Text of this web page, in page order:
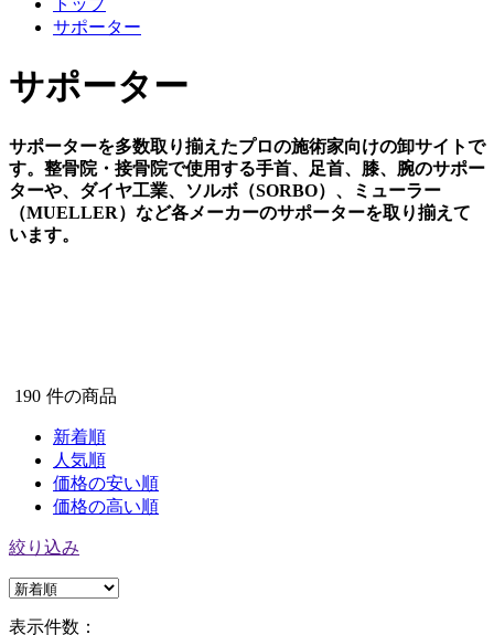
トップ
サポーター
サポーター
サポーターを多数取り揃えたプロの施術家向けの卸サイトで
す。整骨院・接骨院で使用する手首、足首、膝、腕のサポー
ターや、ダイヤ工業、ソルボ（SORBO）、ミューラー
（MUELLER）など各メーカーのサポーターを取り揃えて
います。
190 件の商品
新着順
人気順
価格の安い順
価格の高い順
絞り込み
表示件数：